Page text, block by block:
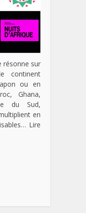
résonne sur
continent
ou en
Ghana,
du Sud,
en
Lire